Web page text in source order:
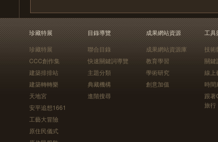
珍藏特展
珍藏特展
CCC創作集
建築排排站
建築轉轉樂
天地宮
安平追想1661
工藝大冒險
原住民儀式
目錄導覽
聯合目錄
快速關鍵詞導覽
主題分類
典藏機構
進階搜尋
成果網站資源
成果網站資源庫
教育學習
學術研究
創意加值
工具
技術
關鍵
線上
時間
跟
旅行